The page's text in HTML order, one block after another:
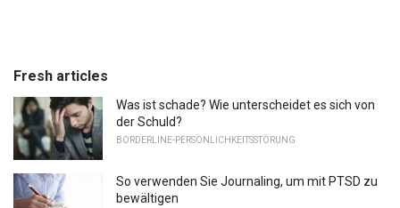
Fresh articles
Was ist schade? Wie unterscheidet es sich von
der Schuld?
BORDERLINE-PERSÖNLICHKEITSSTÖRUNG
So verwenden Sie Journaling, um mit PTSD zu
bewältigen